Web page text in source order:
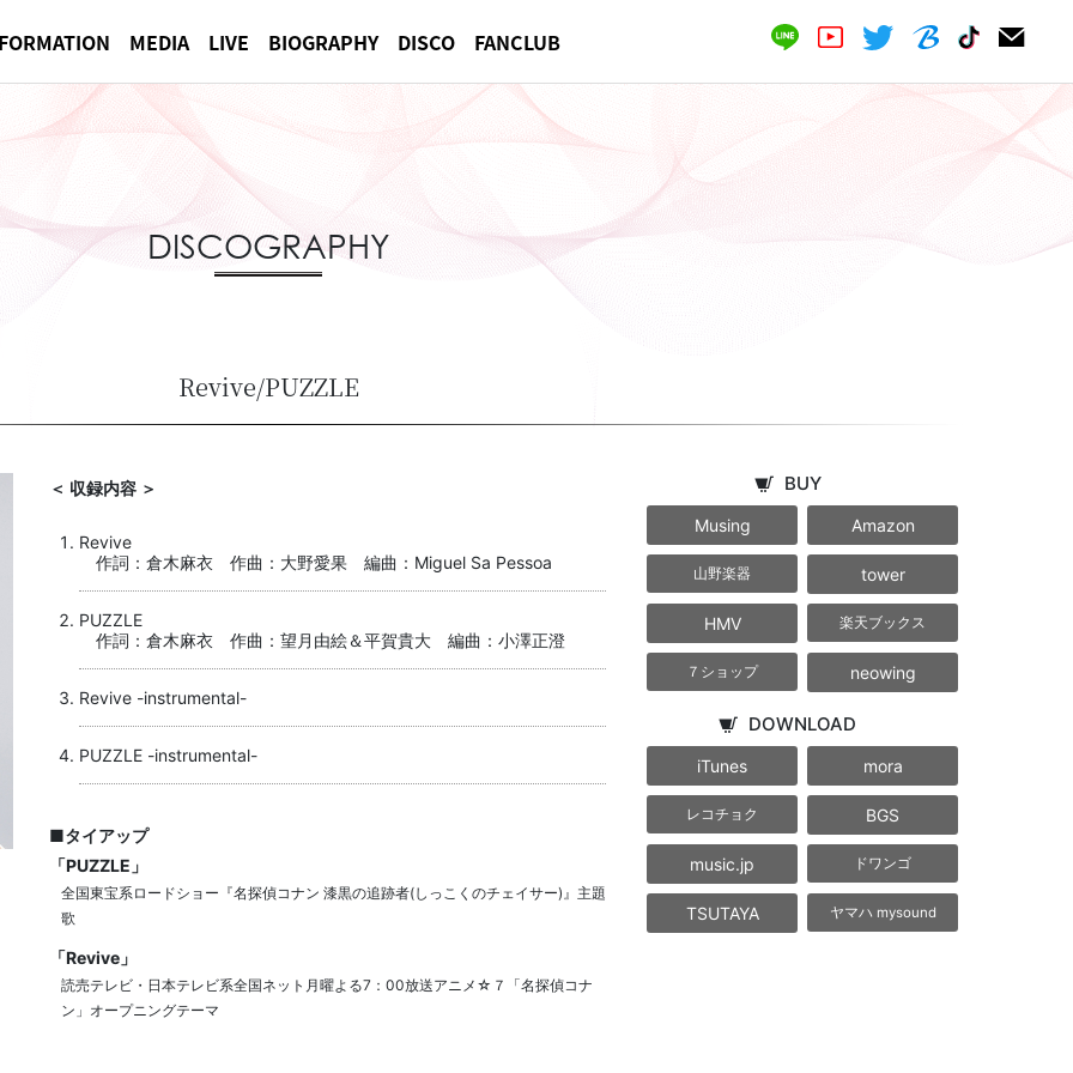
MEDIA LIVE BIOGRAPHY DISCO FANCLUB
DISCOGRAPHY
Revive/PUZZLE
＜ 収録内容 ＞
Revive
作詞：倉木麻衣 作曲：大野愛果 編曲：Miguel Sa Pessoa
PUZZLE
作詞：倉木麻衣 作曲：望月由絵＆平賀貴大 編曲：小澤正澄
Revive -instrumental-
PUZZLE -instrumental-
■タイアップ
「PUZZLE」
全国東宝系ロードショー『名探偵コナン 漆黒の追跡者(しっこくのチェイサー)』主題
歌
「Revive」
読売テレビ・日本テレビ系全国ネット月曜よる7：00放送アニメ☆７「名探偵コナ
ン」オープニングテーマ
BUY
Musing Amazon
山野楽器 tower
HMV 楽天ブックス
７ショップ neowing
DOWNLOAD
iTunes mora
レコチョク BGS
music.jp ドワンゴ
TSUTAYA ヤマハ mysound